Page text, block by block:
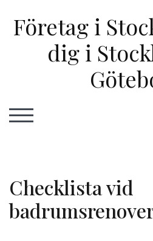
content
Företag i
dig i
TOGGLE MOBILE MENU
Checklista vid